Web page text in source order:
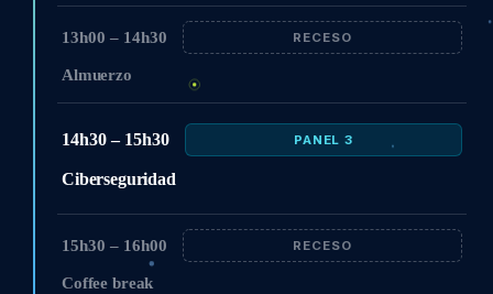
13h00 – 14h30 RECESO
Almuerzo
14h30 – 15h30 PANEL 3
Ciberseguridad
15h30 – 16h00 RECESO
Coffee break